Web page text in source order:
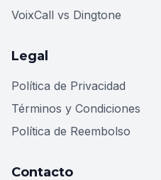
VoixCall vs Dingtone
Legal
Política de Privacidad
Términos y Condiciones
Política de Reembolso
Contacto